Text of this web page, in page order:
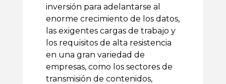
inversión para adelantarse al
enorme crecimiento de los datos,
las exigentes cargas de trabajo y
los requisitos de alta resistencia
en una gran variedad de
empresas, como los sectores de
transmisión de contenidos,